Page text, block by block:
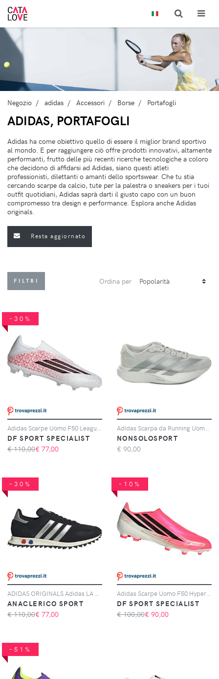
Negozio adidas Accessori Borse Portafogli
ADIDAS, PORTAFOGLI
Adidas ha come obiettivo quello di essere il miglior brand sportivo
al mondo. E per raggiungere ciò offre prodotti innovativi, altamente
performanti, frutto delle più recenti ricerche tecnologiche a coloro
che decidono di affidarsi ad Adidas, siano questi atleti
professionisti, dilettanti o amanti dello sportswear. Che tu stia
cercando scarpe da calcio, tute per la palestra o sneakers per i tuoi
outfit quotidiani, Adidas saprà darti il giusto capo con un buon
compromesso tra design e performance. Esplora anche Adidas
originals.
Resta aggiornato
FILTRI Ordina per
-30%
DF SPORT SPECIALIST
€ 110,00€ 77,00
NONSOLOSPORT
€ 90,00
-30%
ANACLERICO SPORT
€ 110,00€ 77,00
-10%
DF SPORT SPECIALIST
€ 100,00€ 90,00
-51%